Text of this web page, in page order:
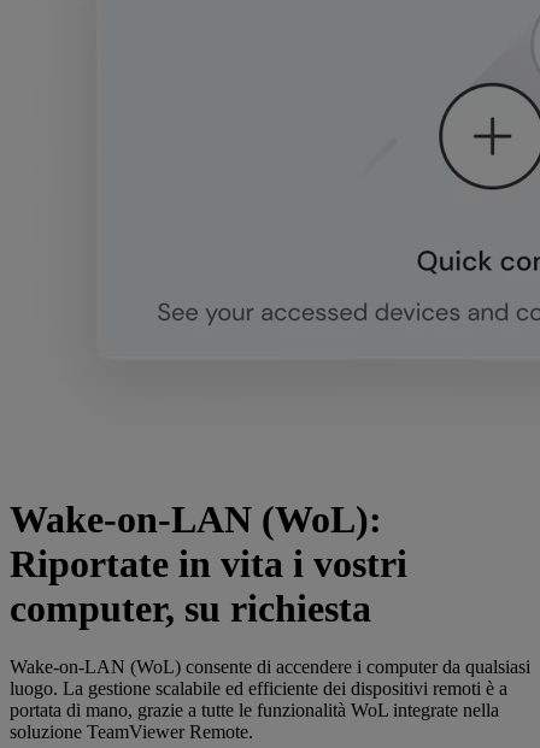
Wake-on-LAN (WoL):
Riportate in vita i vostri
computer, su richiesta
Wake-on-LAN (WoL) consente di accendere i computer da qualsiasi
luogo. La gestione scalabile ed efficiente dei dispositivi remoti è a
portata di mano, grazie a tutte le funzionalità WoL integrate nella
soluzione TeamViewer Remote.